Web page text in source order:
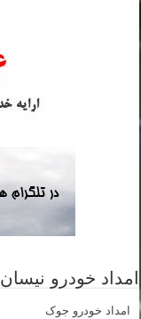
امداد خودرو نیسان
امداد خودرو جوک